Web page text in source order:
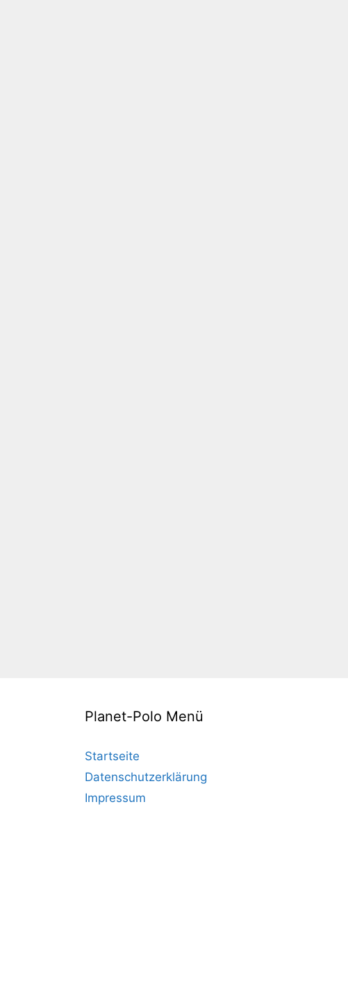
Planet-Polo Menü
Startseite
Datenschutzerklärung
Impressum